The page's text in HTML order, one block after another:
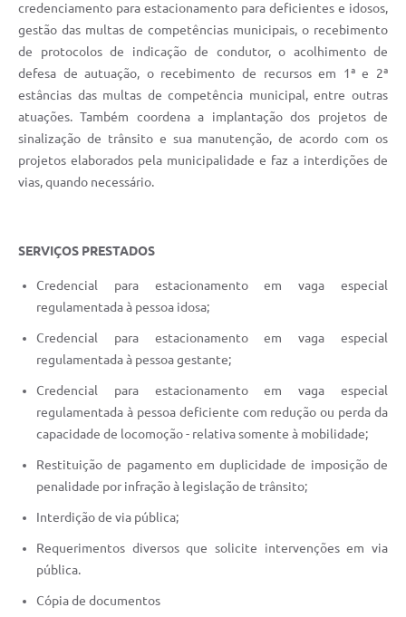
Via Rápida Empresa
Itinerário do Transporte Público de Itápolis
Documentos
Distritos
Água de Qualidade
História
Galeria de Fotos
Audiências Públicas
Arquivos para Download
Carta de Serviços
Notícias
Turismo
credenciamento para estacionamento para deficientes e idosos,
gestão das multas de competências municipais, o recebimento
de protocolos de indicação de condutor, o acolhimento de
defesa de autuação, o recebimento de recursos em 1ª e 2ª
estâncias das multas de competência municipal, entre outras
atuações. Também coordena a implantação dos projetos de
sinalização de trânsito e sua manutenção, de acordo com os
projetos elaborados pela municipalidade e faz a interdições de
vias, quando necessário.
SERVIÇOS PRESTADOS
Credencial para estacionamento em vaga especial
regulamentada à pessoa idosa;
Credencial para estacionamento em vaga especial
regulamentada à pessoa gestante;
Credencial para estacionamento em vaga especial
regulamentada à pessoa deficiente com redução ou perda da
capacidade de locomoção - relativa somente à mobilidade;
Restituição de pagamento em duplicidade de imposição de
penalidade por infração à legislação de trânsito;
Interdição de via pública;
Requerimentos diversos que solicite intervenções em via
pública.
Cópia de documentos